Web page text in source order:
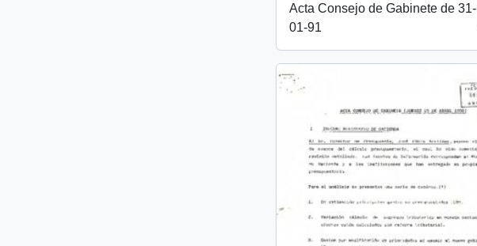
Acta Consejo de Gabinete de 31-
01-91